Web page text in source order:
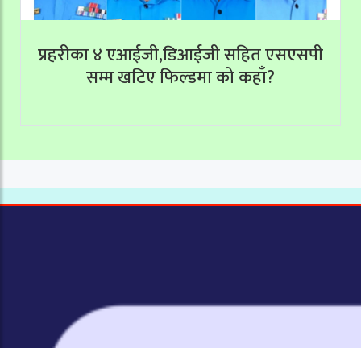
प्रहरीका ४ एआईजी,डिआईजी सहित एसएसपी
सम्म खटिए फिल्डमा को कहाँ?